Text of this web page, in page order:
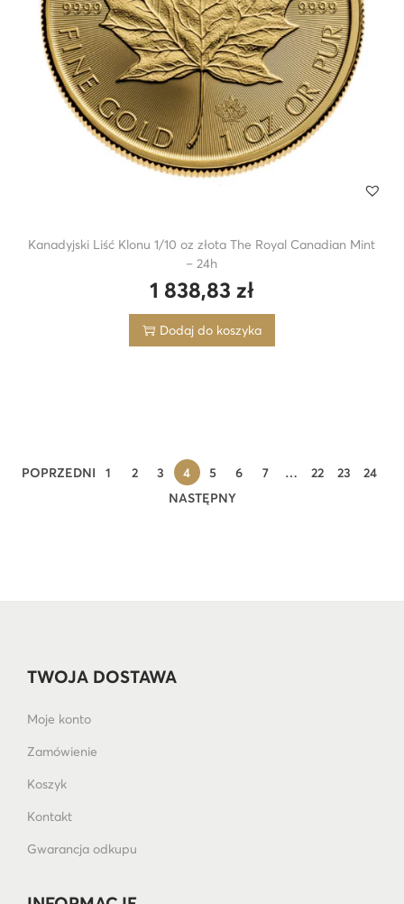
Kanadyjski Liść Klonu 1/10 oz złota The Royal Canadian Mint
– 24h
1 838,83 zł
Dodaj do koszyka
POPRZEDNI 1 2 3 4 5 6 7 … 22 23
24
NASTĘPNY
TWOJA DOSTAWA
Moje konto
Zamówienie
Koszyk
Kontakt
Gwarancja odkupu